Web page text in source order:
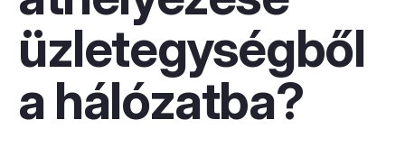
üzletegységből
a hálózatba?